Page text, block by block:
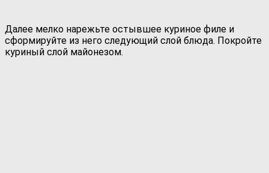
Далее мелко нарежьте остывшее куриное филе и
сформируйте из него следующий слой блюда. Покройте
куриный слой майонезом.